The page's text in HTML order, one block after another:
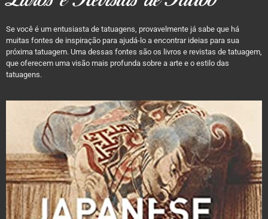
Se você é um entusiasta de tatuagens, provavelmente já sabe que há
muitas fontes de inspiração para ajudá-lo a encontrar ideias para sua
próxima tatuagem. Uma dessas fontes são os livros e revistas de tatuagem,
que oferecem uma visão mais profunda sobre a arte e o estilo das
tatuagens.